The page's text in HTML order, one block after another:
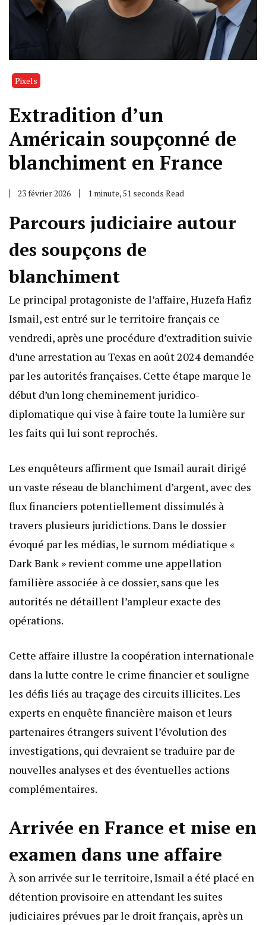
Pixels
Extradition d’un
Américain soupçonné de
blanchiment en France
23 février 2026 1 minute, 51 seconds Read
Parcours judiciaire autour
des soupçons de
blanchiment
Le principal protagoniste de l’affaire, Huzefa Hafiz
Ismail, est entré sur le territoire français ce
vendredi, après une procédure d’extradition suivie
d’une arrestation au Texas en août 2024 demandée
par les autorités françaises. Cette étape marque le
début d’un long cheminement juridico-
diplomatique qui vise à faire toute la lumière sur
les faits qui lui sont reprochés.
Les enquêteurs affirment que Ismail aurait dirigé
un vaste réseau de blanchiment d’argent, avec des
flux financiers potentiellement dissimulés à
travers plusieurs juridictions. Dans le dossier
évoqué par les médias, le surnom médiatique «
Dark Bank » revient comme une appellation
familière associée à ce dossier, sans que les
autorités ne détaillent l’ampleur exacte des
opérations.
Cette affaire illustre la coopération internationale
dans la lutte contre le crime financier et souligne
les défis liés au traçage des circuits illicites. Les
experts en enquête financière maison et leurs
partenaires étrangers suivent l’évolution des
investigations, qui devraient se traduire par de
nouvelles analyses et des éventuelles actions
complémentaires.
Arrivée en France et mise en
examen dans une affaire
À son arrivée sur le territoire, Ismail a été placé en
détention provisoire en attendant les suites
judiciaires prévues par le droit français, après un